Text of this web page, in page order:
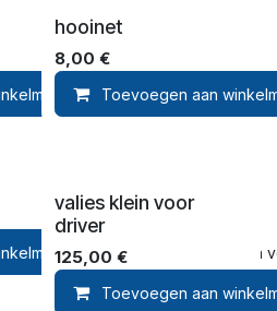
Toevoegen aan
hooinet
8,00 €
Toevoegen aan
Toevoegen aan
valies klein voor
driver
125,00 €
Toevoegen aan